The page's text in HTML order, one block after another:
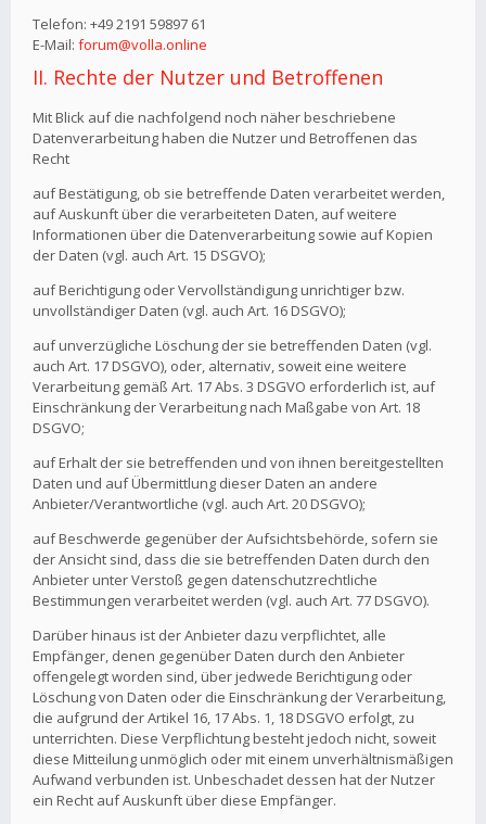
Telefon: +49 2191 59897 61
E-Mail: forum@volla.online
II. Rechte der Nutzer und Betroffenen
Mit Blick auf die nachfolgend noch näher beschriebene
Datenverarbeitung haben die Nutzer und Betroffenen das
Recht
auf Bestätigung, ob sie betreffende Daten verarbeitet werden,
auf Auskunft über die verarbeiteten Daten, auf weitere
Informationen über die Datenverarbeitung sowie auf Kopien
der Daten (vgl. auch Art. 15 DSGVO);
auf Berichtigung oder Vervollständigung unrichtiger bzw.
unvollständiger Daten (vgl. auch Art. 16 DSGVO);
auf unverzügliche Löschung der sie betreffenden Daten (vgl.
auch Art. 17 DSGVO), oder, alternativ, soweit eine weitere
Verarbeitung gemäß Art. 17 Abs. 3 DSGVO erforderlich ist, auf
Einschränkung der Verarbeitung nach Maßgabe von Art. 18
DSGVO;
auf Erhalt der sie betreffenden und von ihnen bereitgestellten
Daten und auf Übermittlung dieser Daten an andere
Anbieter/Verantwortliche (vgl. auch Art. 20 DSGVO);
auf Beschwerde gegenüber der Aufsichtsbehörde, sofern sie
der Ansicht sind, dass die sie betreffenden Daten durch den
Anbieter unter Verstoß gegen datenschutzrechtliche
Bestimmungen verarbeitet werden (vgl. auch Art. 77 DSGVO).
Darüber hinaus ist der Anbieter dazu verpflichtet, alle
Empfänger, denen gegenüber Daten durch den Anbieter
offengelegt worden sind, über jedwede Berichtigung oder
Löschung von Daten oder die Einschränkung der Verarbeitung,
die aufgrund der Artikel 16, 17 Abs. 1, 18 DSGVO erfolgt, zu
unterrichten. Diese Verpflichtung besteht jedoch nicht, soweit
diese Mitteilung unmöglich oder mit einem unverhältnismäßigen
Aufwand verbunden ist. Unbeschadet dessen hat der Nutzer
ein Recht auf Auskunft über diese Empfänger.